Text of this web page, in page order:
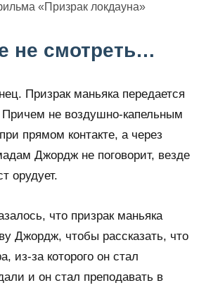
«Призрак локдауна»
не смотреть…
Призрак маньяка передается
Причем не воздушно-капельным
прямом контакте, а через
Джордж не поговорит, везде
орудует.
что призрак маньяка
Джордж, чтобы рассказать, что
из-за которого он стал
и он стал преподавать в